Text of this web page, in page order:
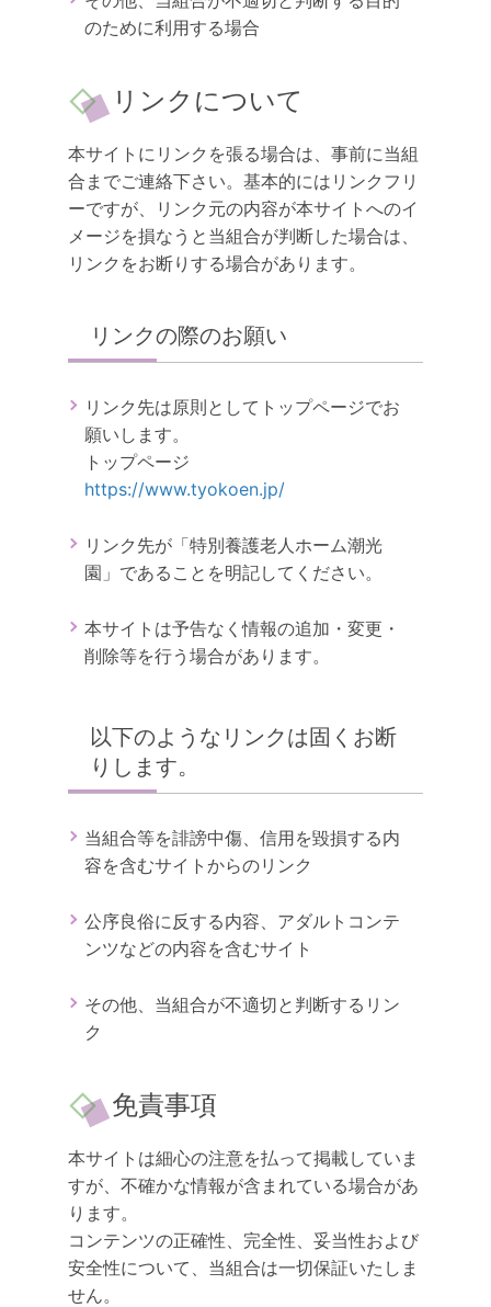
のために利用する場合
リンクについて
本サイトにリンクを張る場合は、事前に当組
合までご連絡下さい。基本的にはリンクフリ
ーですが、リンク元の内容が本サイトへのイ
メージを損なうと当組合が判断した場合は、
リンクをお断りする場合があります。
リンクの際のお願い
リンク先は原則としてトップページでお
願いします。
トップページ
https://www.tyokoen.jp/
リンク先が「特別養護老人ホーム潮光
園」であることを明記してください。
本サイトは予告なく情報の追加・変更・
削除等を行う場合があります。
以下のようなリンクは固くお断
りします。
当組合等を誹謗中傷、信用を毀損する内
容を含むサイトからのリンク
公序良俗に反する内容、アダルトコンテ
ンツなどの内容を含むサイト
その他、当組合が不適切と判断するリン
ク
免責事項
本サイトは細心の注意を払って掲載していま
すが、不確かな情報が含まれている場合があ
ります。
コンテンツの正確性、完全性、妥当性および
安全性について、当組合は一切保証いたしま
せん。